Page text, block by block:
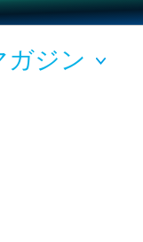
ガジン